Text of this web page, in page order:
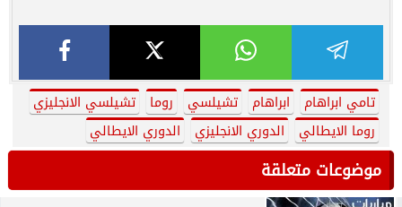
تامي ابراهام ابراهام تشيلسي روما
تشيلسي الانجليزي
روما الايطالي
الدوري الانجليزي الدوري الايطالي
موضوعات متعلقة